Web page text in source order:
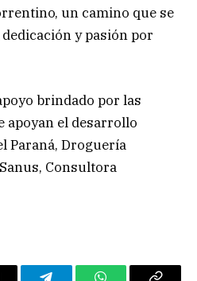
un camino que se
y pasión por
brindado por las
apoyan el desarrollo
Paraná, Droguería
Consultora